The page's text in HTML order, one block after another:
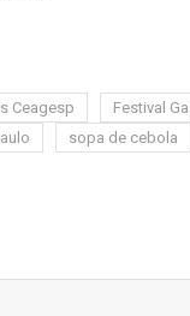
Ceagesp Festival
sopa de cebola